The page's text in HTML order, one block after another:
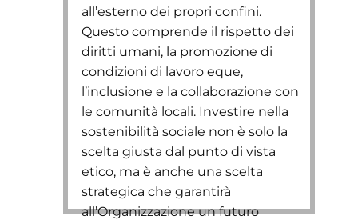
all’esterno dei propri confini.
Questo comprende il rispetto dei
diritti umani, la promozione di
condizioni di lavoro eque,
l’inclusione e la collaborazione con
le comunità locali. Investire nella
sostenibilità sociale non è solo la
scelta giusta dal punto di vista
etico, ma è anche una scelta
strategica che garantirà
all’Organizzazione un futuro